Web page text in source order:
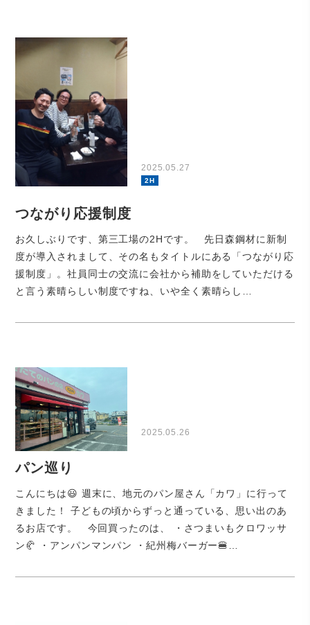
2025.05.27
2H
つながり応援制度
お久しぶりです、第三工場の2Hです。 先日森鋼材に新制
度が導入されまして、その名もタイトルにある「つながり応
援制度」。社員同士の交流に会社から補助をしていただける
と言う素晴らしい制度ですね、いや全く素晴らし…
2025.05.26
パン巡り
こんにちは😃 週末に、地元のパン屋さん「カワ」に行って
きました！ 子どもの頃からずっと通っている、思い出のあ
るお店です。 今回買ったのは、 ・さつまいもクロワッサ
ン🥐 ・アンパンマンパン ・紀州梅バーガー🍔…